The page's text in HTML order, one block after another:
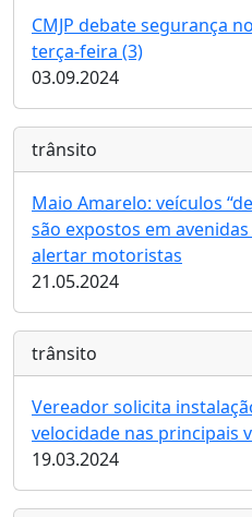
CMJP debate segurança
terça-feira (3)
03.09.2024
trânsito
Maio Amarelo: veículos
são expostos em
alertar motoristas
21.05.2024
trânsito
Vereador solicita
velocidade nas principais
19.03.2024